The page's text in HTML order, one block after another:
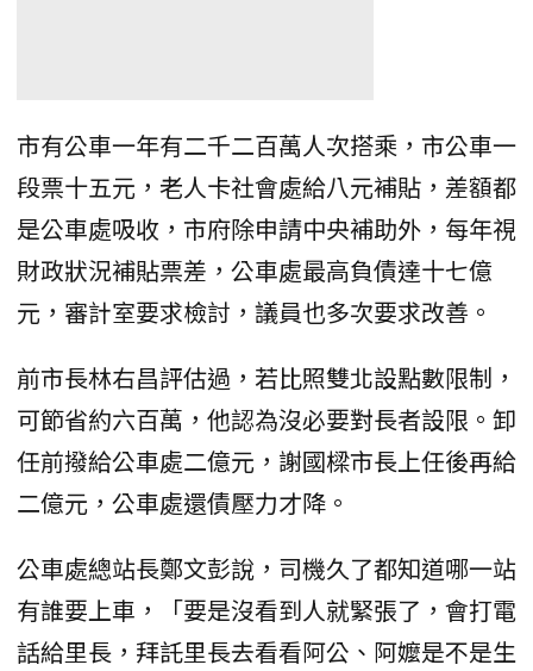
市有公車一年有二千二百萬人次搭乘，市公車一
段票十五元，老人卡社會處給八元補貼，差額都
是公車處吸收，市府除申請中央補助外，每年視
財政狀況補貼票差，公車處最高負債達十七億
元，審計室要求檢討，議員也多次要求改善。
前市長林右昌評估過，若比照雙北設點數限制，
可節省約六百萬，他認為沒必要對長者設限。卸
任前撥給公車處二億元，謝國樑市長上任後再給
二億元，公車處還債壓力才降。
公車處總站長鄭文彭說，司機久了都知道哪一站
有誰要上車，「要是沒看到人就緊張了，會打電
話給里長，拜託里長去看看阿公、阿嬤是不是生